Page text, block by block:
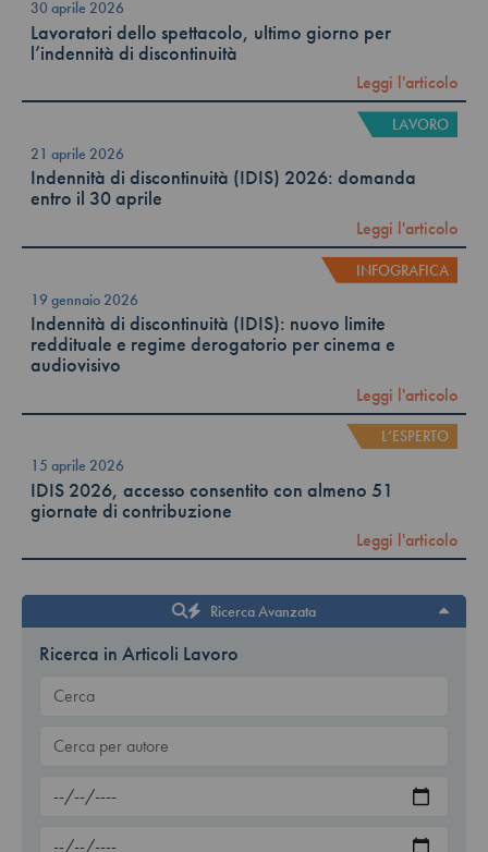
30 aprile 2026
Lavoratori dello spettacolo, ultimo giorno per
l’indennità di discontinuità
Leggi l'articolo
LAVORO
21 aprile 2026
Indennità di discontinuità (IDIS) 2026: domanda
entro il 30 aprile
Leggi l'articolo
INFOGRAFICA
19 gennaio 2026
Indennità di discontinuità (IDIS): nuovo limite
reddituale e regime derogatorio per cinema e
audiovisivo
Leggi l'articolo
L’ESPERTO
15 aprile 2026
IDIS 2026, accesso consentito con almeno 51
giornate di contribuzione
Leggi l'articolo
Ricerca Avanzata
Ricerca in Articoli Lavoro